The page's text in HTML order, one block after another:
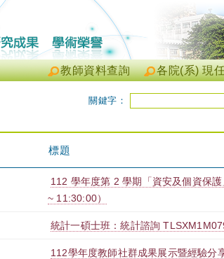
各院(系) 現
教師資料查詢
關鍵字：
標題
112 學年度第 2 學期「資安及個資保
~ 11:30:00）
統計一碩士班：統計諮詢
112學年度教師社群成果展示暨經驗